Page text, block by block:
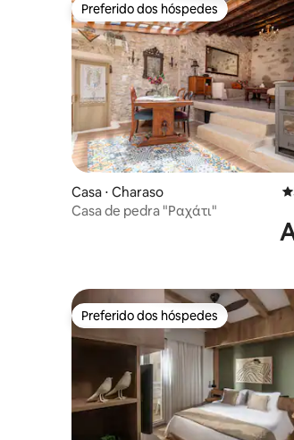
Preferido dos hóspedes
Preferido dos hóspedes
Casa ⋅ Charaso 5
Casa de pedra "Ραχάτι"
Preferido dos hóspedes
Preferido dos hóspedes